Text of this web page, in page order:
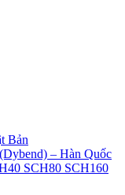
Bản
– Hàn Quốc
SCH80 SCH160